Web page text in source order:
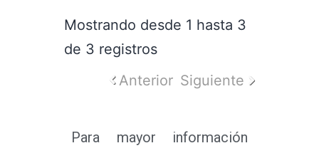
Mostrando desde 1 hasta 3
de 3 registros
Anterior Siguiente
Para mayor información